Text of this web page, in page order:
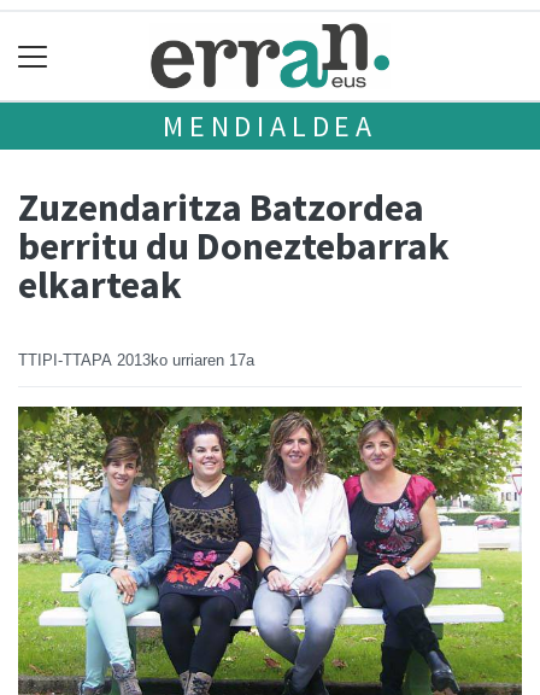
MENDIALDEA
Zuzendaritza Batzordea
berritu du Doneztebarrak
elkarteak
TTIPI-TTAPA 2013ko urriaren 17a